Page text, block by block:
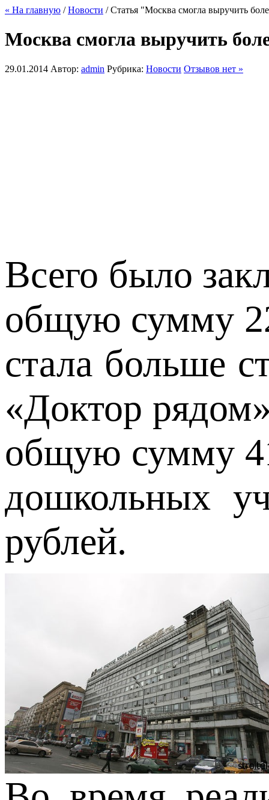
« На главную /Новости / Статья "Москва смогла выручить
Москва смогла выручить
29.01.2014 Автор: admin Рубрика: Новости Отзывов нет »
Всего было
общую сумму
стала больше
«Доктор
общую сумму
дошкольных
рублей.